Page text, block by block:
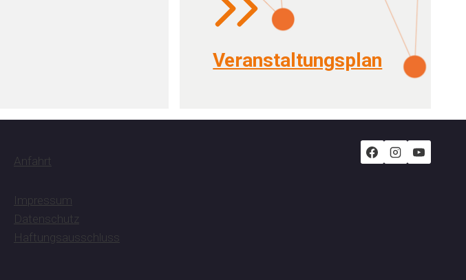
Veranstaltungsplan
Anfahrt
Impressum
Datenschutz
Haftungsausschluss